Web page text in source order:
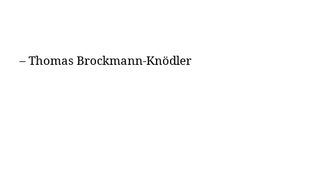
– Thomas Brockmann-Knödler